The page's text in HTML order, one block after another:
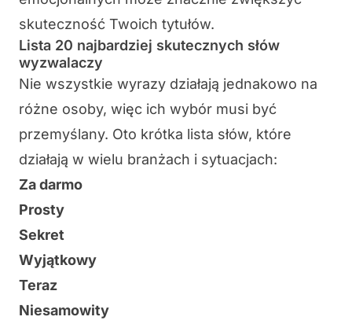
skuteczność Twoich tytułów.
Lista 20 najbardziej skutecznych słów
wyzwalaczy
Nie wszystkie wyrazy działają jednakowo na
różne osoby, więc ich wybór musi być
przemyślany. Oto krótka lista słów, które
działają w wielu branżach i sytuacjach:
Za darmo
Prosty
Sekret
Wyjątkowy
Teraz
Niesamowity